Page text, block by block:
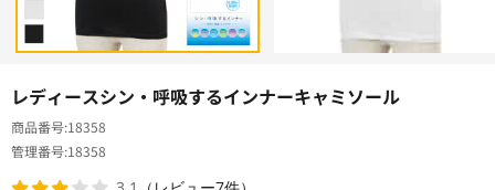
レディースシン・呼吸するインナーキャミソール
商品番号 18358
管理番号 18358